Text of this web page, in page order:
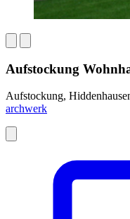
Aufstockung
Aufstockung,
archwerk